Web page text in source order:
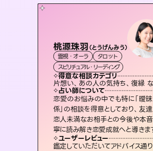
桃源珠羽（とうげんみう）
霊視・オーラ
タロット
スピリチュアル・リーディング
得意な相談カテゴリ
片想い、あの人の気持ち、復縁
占い師について
恋愛のお悩みの中でも特に「曖
係」の相談を得意としており、友
恋人未満なお相手との今後や本
寧に読み解き恋愛成就へと導きま
ユーザーレビュー
鑑定していただいてアドバイス通
彗望（すいぼう）
霊視・オーラ 透視
スピリチュアル・リーディング
得意な相談カテゴリ
片想い、あの人の気持ち、復縁
占い師について
3,700年以上の歴史を持つ東
占術「易占」で詳細まで占い、
かう道筋を示します。厳しい結
体的な対策をお伝えします。
ユーザーレビュー
複雑な背景もしっかり聞いて鑑
いただけました。気持ちが楽にな
アイリス -iris-
西洋占星術 タロット
ルーン
得意な相談カテゴリ
恋愛総合、片想い、二人の
占い師について
復縁、恋愛、不倫の行方、
思い、仕事関係や借金問題
いことや心の負担になって
紐解き、背中をそっと押して導
ユーザーレビュー
安心感のあり、言い切ってく
さない鑑定のおかげで、毎回
おう 霊感オラク
霊視・オーラ
オラクルカード
得意な相談カテゴリ
恋愛総合、あの人の気持
占い師について
霊視×オラクルカードを使って「今」と「未来」そして「気になるあの人の気持ち」まで丁寧に読み解き、恋や人生のヒントを優しく引き出します。
ユーザーレビュー
不安な気持ちが嘘みたい
た…！よく視えていらっしゃ
未来視師＊花
霊視・オーラ
スピリチュアル・リーディング
得意な相談カテゴリ
出逢い、片想い、復
占い師について
未来には何パターンもの
ます。不安で視えにくく
たの素敵な未来を見つけ
選択できるようアドバイス
ユーザーレビュー
職場の人の性質や人間関係
本当によく視えていてびっ
セラピスト理恵
霊視・オーラ タロッ
スピリチュアル・リーディ
得意な相談カテゴリ
片想い、二人の未来、
占い師について
連絡再開、復縁、成就
多数。セラピストとし
験があるからこそできる
い未来をサポートします
ユーザーレビュー
とても心温まる鑑定でした
らは何も言っていないのに